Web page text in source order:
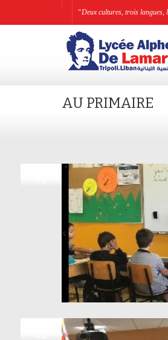
“Deux cultures, trois langues,
AU PRIMAIRE